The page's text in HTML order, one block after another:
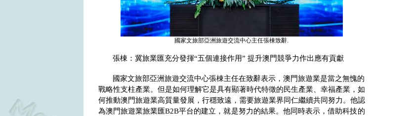
國家文旅部亞洲旅遊交流中心主任張棟致辭.
張棟：冀旅業匯充分發揮“五個連接作用” 提升澳門競爭力作出應有貢獻
國家文旅部亞洲旅遊交流中心張棟主任在致辭表示，澳門旅遊業是當之無愧的
戰略性支柱產業。但是如何理解它是具有顯著時代特徵的民生產業、幸福產業，如
何推動澳門旅遊業高質量發展，行穩致遠，需要旅遊業界同仁繼續共同努力。他認
為澳門旅遊業旅業匯B2B平台的建立，就是努力的結果。他同時表示，借助科技的